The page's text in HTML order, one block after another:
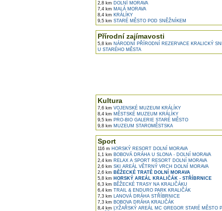
2,8 km DOLNÍ MORAVA
7,4 km MALÁ MORAVA
8,4 km KRÁLÍKY
9,5 km STARÉ MĚSTO POD SNĚŽNÍKEM
Přírodní zajímavosti
5,8 km NÁRODNÍ PŘÍRODNÍ REZERVACE KRALICKÝ
U STARÉHO MĚSTA
Kultura
7,6 km VOJENSKÉ MUZEUM KRÁLÍKY
8,4 km MĚSTSKÉ MUZEUM KRÁLÍKY
9,5 km PRO-BIO GALERIE STARÉ MĚSTO
9,8 km MUZEUM STAROMĚSTSKA
Sport
116 m HORSKÝ RESORT DOLNÍ MORAVA
1,1 km BOBOVÁ DRÁHA U SLONA - DOLNÍ MORAVA
2,4 km RELAX A SPORT RESORT DOLNÍ MORAVA
2,6 km SKI AREÁL VĚTRNÝ VRCH DOLNÍ MORAVA
2,6 km BĚŽECKÉ TRATĚ DOLNÍ MORAVA
5,8 km HORSKÝ AREÁL KRALIČÁK - STŘÍBRNICE
6,3 km BĚŽECKÉ TRASY NA KRALIČÁKU
6,4 km TRAIL & ENDURO PARK KRALIČÁK
7,3 km LANOVÁ DRÁHA STŘÍBRNICE
7,3 km BOBOVA DRÁHA KRALIČÁK
8,4 km LYŽAŘSKÝ AREÁL MC GREGOR STARÉ MĚSTO